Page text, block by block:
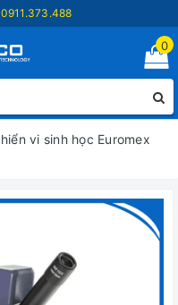
0911.373.488
0
vi sinh học Euromex